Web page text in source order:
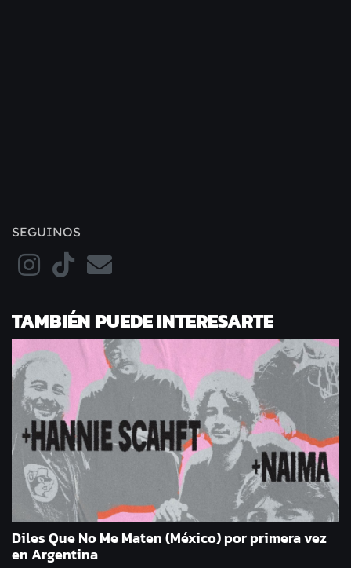
SEGUINOS
TAMBIÉN PUEDE INTERESARTE
Diles Que No Me Maten (México) por primera vez
en Argentina